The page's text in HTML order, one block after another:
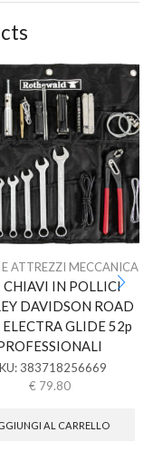
ATTREZZI MECCANICA
CHIAVI IN POLLICI
DAVIDSON ROAD
GLIDE 52p
383718256669
€ 79.80
AL CARRELLO